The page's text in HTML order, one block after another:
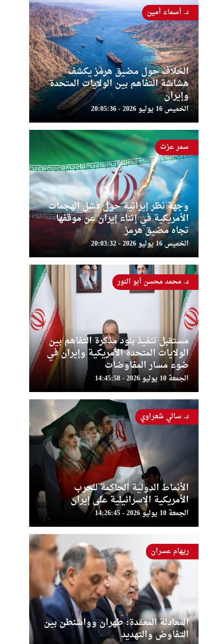
الخلاف حول مضيق هرمز يكشف
هشاشة التفاهم بين الولايات المتحدة
وإيران
الخميس 16 يوليو 2026 - 20:05:36
د. أسماء أمين
وجهة نظر إيرانية حول فشل الهجمات
الأمريكية في إثناء إيران عن موقفها
تجاه مضيق هرمز
الخميس 16 يوليو 2026 - 20:03:32
سمر عزت
مستقبل تنفيذ بنود مذكرة التفاهم بين
الولايات المتحدة الأمريكية وإيران في
ضوء مسار المفاوضات
الجمعة 10 يوليو 2026 - 14:45:58
د. محمد محسن أبو النور
الأنماط الدولية الحاكمة للحرب
الأمريكية الإسرائيلية على إيران
الجمعة 10 يوليو 2026 - 14:26:45
د. سالي شعراوي
المعادلة المعقدة: طهران وواشنطن بين
التفاوض والتهديد
ريهام عسران